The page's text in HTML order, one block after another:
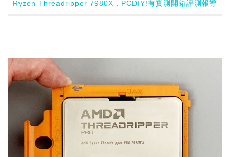
Ryzen Threadripper 7980X，PCDIY!有實測開箱評測報導